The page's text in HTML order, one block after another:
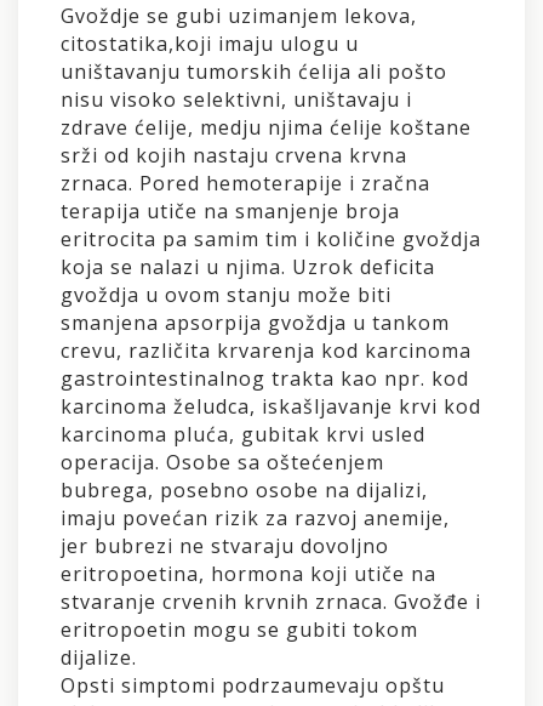
Gvoždje se gubi uzimanjem lekova,
citostatika,koji imaju ulogu u
uništavanju tumorskih ćelija ali pošto
nisu visoko selektivni, uništavaju i
zdrave ćelije, medju njima ćelije koštane
srži od kojih nastaju crvena krvna
zrnaca. Pored hemoterapije i zračna
terapija utiče na smanjenje broja
eritrocita pa samim tim i količine gvoždja
koja se nalazi u njima. Uzrok deficita
gvoždja u ovom stanju može biti
smanjena apsorpija gvoždja u tankom
crevu, različita krvarenja kod karcinoma
gastrointestinalnog trakta kao npr. kod
karcinoma želudca, iskašljavanje krvi kod
karcinoma pluća, gubitak krvi usled
operacija. Osobe sa oštećenjem
bubrega, posebno osobe na dijalizi,
imaju povećan rizik za razvoj anemije,
jer bubrezi ne stvaraju dovoljno
eritropoetina, hormona koji utiče na
stvaranje crvenih krvnih zrnaca. Gvožđe i
eritropoetin mogu se gubiti tokom
dijalize.
Opsti simptomi podrzaumevaju opštu